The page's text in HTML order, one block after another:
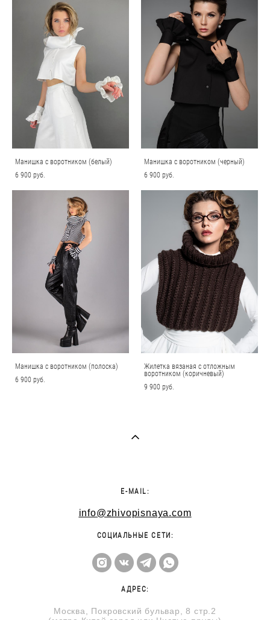
Манишка с воротником (белый)
6 900 pуб.
Манишка с воротником (черный)
6 900 pуб.
Манишка с воротником (полоска)
6 900 pуб.
Жилетка вязаная с отложным
воротником (коричневый)
9 900 pуб.
E-MAIL:
info@zhivopisnaya.com
СОЦИАЛЬНЫЕ СЕТИ:
АДРЕС:
Москва, Покровский бульвар, 8 стр.2